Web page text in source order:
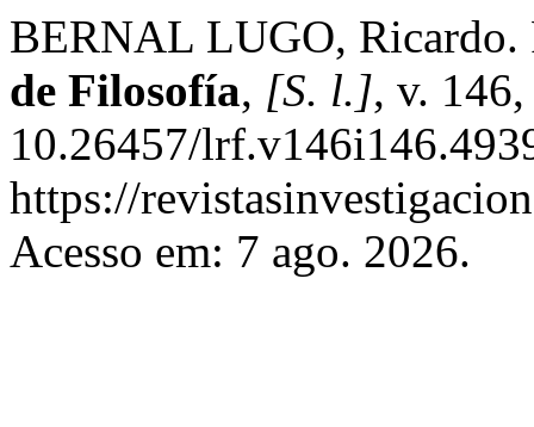
BERNAL LUGO, Ricardo.
de Filosofía, [S. l.], v.
10.26457/
https://
Acesso em: 7 ago. 2026.